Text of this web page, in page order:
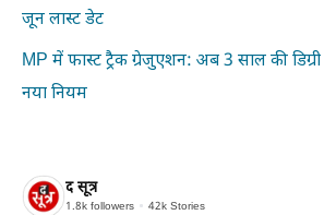
जून लास्ट डेट
MP में फास्ट ट्रैक ग्रेजुएशन: अब 3 साल की
नया नियम
द सूत्र
1.8k followers 42k Stories